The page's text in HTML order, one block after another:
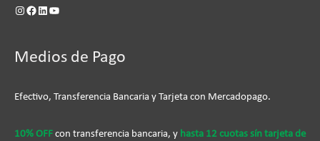
Medios de Pago
Efectivo, Transferencia Bancaria y Tarjeta con Mercadopago.
10% OFF con transferencia bancaria, y hasta 12 cuotas sín tarjeta de